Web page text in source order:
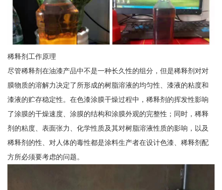
稀释剂工作原理
尽管稀释剂在油漆产品中不是一种长久性的组分，但是稀释剂对对
膜物质的溶解力决定了所形成的树脂溶液的均匀性、漆液的粘度和
漆液的贮存稳定性。在色漆涂膜干燥过程中，稀释剂的挥发性影响
了涂膜的干燥速度、涂膜的结构和涂膜外观的完整性；同时，稀释
剂的粘度、表面张力、化学性质及其对树脂溶液性质的影响，以及
稀释剂的性、对人体的毒性都是涂料生产者在设计色漆、稀释剂配
方所必须要考虑的问题。